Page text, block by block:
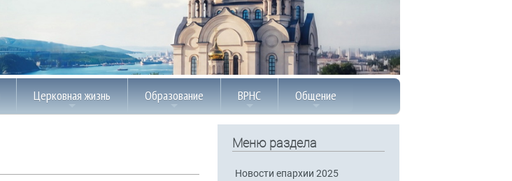
Церковная жизнь Образование ВРНС Общение
Меню раздела
Новости епархии 2025